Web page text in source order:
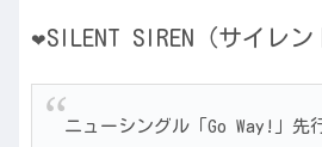
❤SILENT SIREN（サイレ
ニューシングル「Go Way!」先